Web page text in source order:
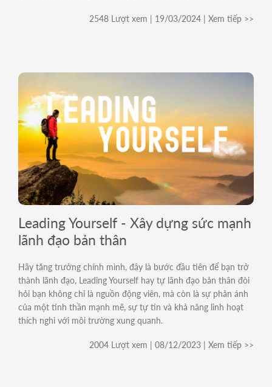
2548 Lượt xem | 19/03/2024 | Xem tiếp >>
Leading Yourself - Xây dựng sức mạnh
lãnh đạo bản thân
Hãy tăng trưởng chính mình, đây là bước đầu tiên để bạn trở
thành lãnh đạo, Leading Yourself hay tự lãnh đạo bản thân đòi
hỏi bạn không chỉ là nguồn động viên, mà còn là sự phản ánh
của một tinh thần mạnh mẽ, sự tự tin và khả năng linh hoạt
thích nghi với môi trường xung quanh.
2004 Lượt xem | 08/12/2023 | Xem tiếp >>